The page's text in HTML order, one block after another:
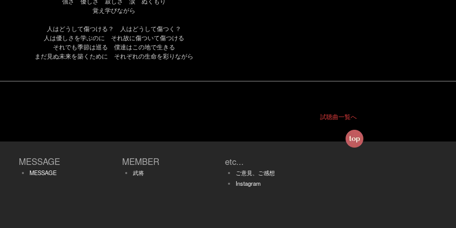
覚え学びながら
人はどうして傷つける？ 人はどうして傷つく？
人は優しさを学ぶのに それ故に傷ついて傷つける
それでも季節は巡る 僕達はこの地で生きる
まだ見ぬ未来を築くために それぞれの生命を彩りながら
試聴曲一覧へ
MESSAGE
MESSAGE
MEMBER
武将
etc...
ご意見、ご感想
Instagram